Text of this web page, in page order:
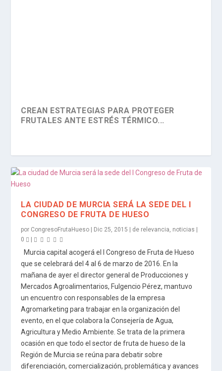
CREAN ESTRATEGIAS PARA PROTEGER
FRUTALES ANTE ESTRÉS TÉRMICO...
EL REGLAMENTO 2025/40 AMPLIA LA
RESPONSABILIDAD DEL PRODUCTOR EN LA
GESTIÓN DE ENVASES Y RESIDUOS DE
ENVASES COMERCIALES E INDUSTRIALES...
AUMENTAN LAS EXPORTACIONES DE FRUTA
DE HUESO EN ESPAÑA...
EL IMIDA SE CONVIERTE EN UN REFERENTE
INTERNACIONAL CON LAS INNOVACIONES EN
VARIEDADES DE FRUTA DE HUESO EN
MURCIA...
MÁS DE 700 PROFESIONALES DE FRUTA DE
HUESO PARTICIPAN EN EL IV FORO IBÉRICO
DE FRUTA DE HUESO EN DON BENITO...
LAS ADVERSIDADES CLIMÁTICAS IMPACTAN
EN LA PRODUCCIÓN DE FRUTA DE HUESO...
LA CIUDAD DE MURCIA SERÁ LA SEDE DEL I
CONGRESO DE FRUTA DE HUESO
por CongresoFrutaHueso Dic 25, 2015 de relevancia, noticias
0
Murcia capital acogerá el I Congreso de Fruta de Hueso
que se celebrará del 4 al 6 de marzo de 2016. En la
mañana de ayer el director general de Producciones y
Mercados Agroalimentarios, Fulgencio Pérez, mantuvo
un encuentro con responsables de la empresa
Agromarketing para trabajar en la organización del
evento, en el que colabora la Consejería de Agua,
Agricultura y Medio Ambiente. Se trata de la primera
ocasión en que todo el sector de fruta de hueso de la
Región de Murcia se reúna para debatir sobre
diferenciación, comercialización, problemática y avances